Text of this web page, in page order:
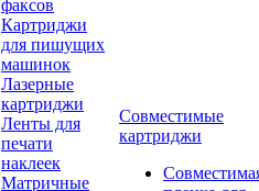
факсов
Картриджи
для пишущих
машинок
Лазерные
картриджи
Ленты для
печати
наклеек
Матричные
Совместимые
картриджи